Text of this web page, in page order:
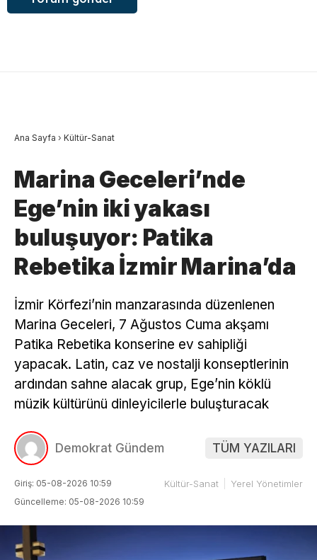
Ana Sayfa › Kültür-Sanat
Marina Geceleri’nde
Ege’nin iki yakası
buluşuyor: Patika
Rebetika İzmir Marina’da
İzmir Körfezi’nin manzarasında düzenlenen
Marina Geceleri, 7 Ağustos Cuma akşamı
Patika Rebetika konserine ev sahipliği
yapacak. Latin, caz ve nostalji konseptlerinin
ardından sahne alacak grup, Ege’nin köklü
müzik kültürünü dinleyicilerle buluşturacak
Demokrat Gündem TÜM YAZILARI
Giriş: 05-08-2026 10:59
Güncelleme: 05-08-2026 10:59
Kültür-Sanat Yerel Yönetimler